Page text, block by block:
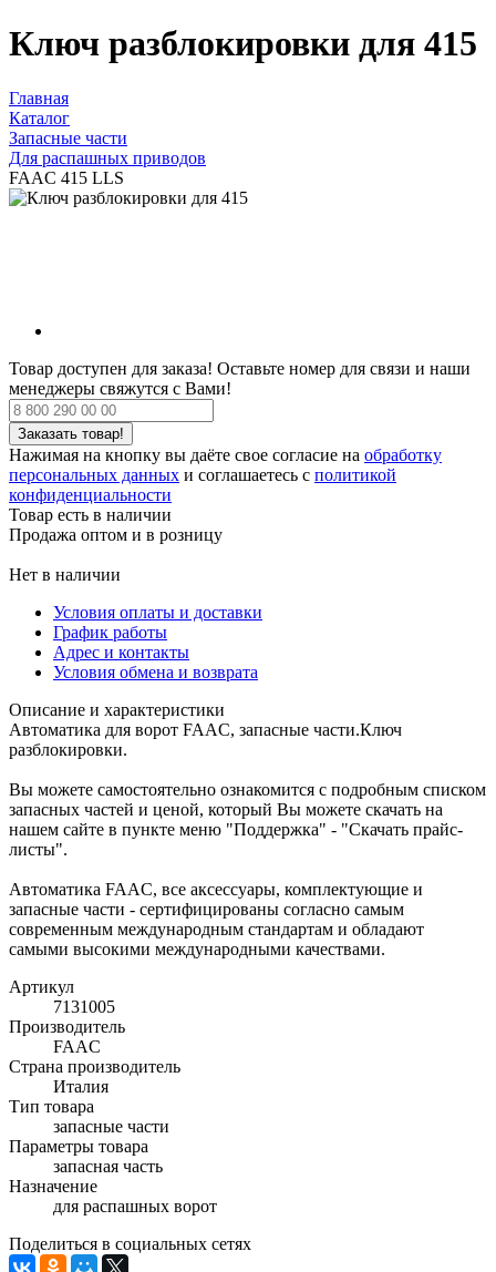
Ключ разблокировки для 415
Главная
Каталог
Запасные части
Для распашных приводов
FAAC 415 LLS
Товар доступен для заказа! Оставьте номер для связи и наши
менеджеры свяжутся с Вами!
Нажимая на кнопку вы даёте свое согласие на обработку
персональных данных и соглашаетесь с политикой
конфиденциальности
Товар есть в наличии
Продажа оптом и в розницу
Нет в наличии
Условия оплаты и доставки
График работы
Адрес и контакты
Условия обмена и возврата
Описание и характеристики
Автоматика для ворот FAAC, запасные части.Ключ
разблокировки.
Вы можете самостоятельно ознакомится с подробным списком
запасных частей и ценой, который Вы можете скачать на
нашем сайте в пункте меню "Поддержка" - "Скачать прайс-
листы".
Автоматика FAAC, все аксессуары, комплектующие и
запасные части - сертифицированы согласно самым
современным международным стандартам и обладают
самыми высокими международными качествами.
Артикул
7131005
Производитель
FAAC
Страна производитель
Италия
Тип товара
запасные части
Параметры товара
запасная часть
Назначение
для распашных ворот
Поделиться в социальных сетях